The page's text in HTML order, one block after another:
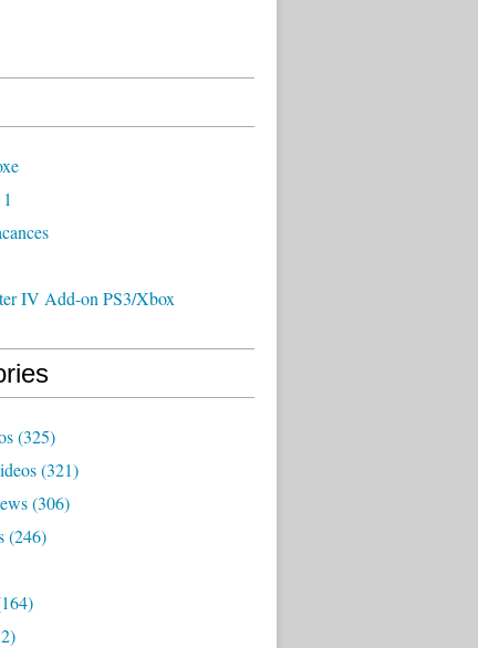
IV Add-on PS3/Xbox
(325)
(321)
(306)
(246)